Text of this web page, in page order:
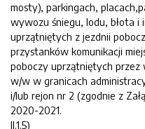
mosty), parkingach,
wywozu śniegu, lodu, błota i
uprzątniętych z jezdnii
przystanków komunikacji
poboczy uprzątniętych przez
w/w w granicach
i/lub rejon nr 2 (zgodnie z
2020-2021.
II.1.5)